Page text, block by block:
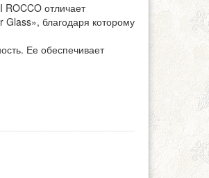
отличает
благодаря которому
Ее обеспечивает